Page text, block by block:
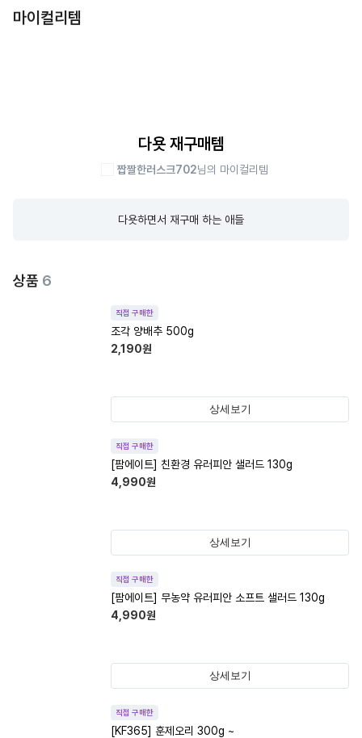
마이컬리템
다욧 재구매템
짭짤한러스크702님의 마이컬리템
다욧하면서 재구매 하는 애들
상품 6
직접 구매한
조각 양배추 500g
2,190원
상세보기
직접 구매한
[팜에이트] 친환경 유러피안 샐러드 130g
4,990원
상세보기
직접 구매한
[팜에이트] 무농약 유러피안 소프트 샐러드 130g
4,990원
상세보기
직접 구매한
[KF365] 훈제오리 300g ~